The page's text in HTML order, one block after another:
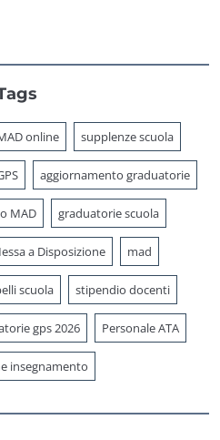
online supplenze scuola
aggiornamento graduatorie
MAD graduatorie scuola
a Disposizione mad
scuola stipendio docenti
gps 2026 Personale ATA
insegnamento